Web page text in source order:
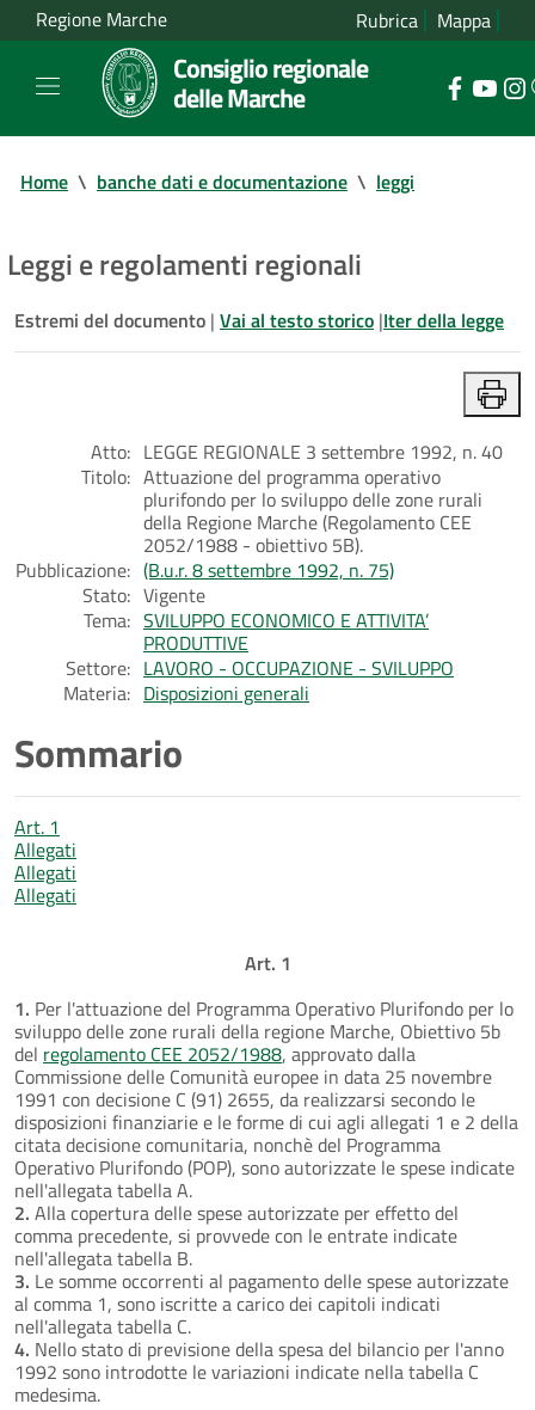
Regione Marche Rubrica Mappa
Consiglio regionale
delle Marche
Home \ banche dati e documentazione \ leggi
Leggi e regolamenti regionali
Estremi del documento | Vai al testo storico |Iter della legge
Atto: LEGGE REGIONALE 3 settembre 1992, n. 40
Titolo: Attuazione del programma operativo
plurifondo per lo sviluppo delle zone rurali
della Regione Marche (Regolamento CEE
2052/1988 - obiettivo 5B).
Pubblicazione: (B.u.r. 8 settembre 1992, n. 75)
Stato: Vigente
Tema: SVILUPPO ECONOMICO E ATTIVITA’
PRODUTTIVE
Settore: LAVORO - OCCUPAZIONE - SVILUPPO
Materia: Disposizioni generali
Sommario
Art. 1
Allegati
Allegati
Allegati
Art. 1
1. Per l'attuazione del Programma Operativo Plurifondo per lo
sviluppo delle zone rurali della regione Marche, Obiettivo 5b
del regolamento CEE 2052/1988, approvato dalla
Commissione delle Comunità europee in data 25 novembre
1991 con decisione C (91) 2655, da realizzarsi secondo le
disposizioni finanziarie e le forme di cui agli allegati 1 e 2 della
citata decisione comunitaria, nonchè del Programma
Operativo Plurifondo (POP), sono autorizzate le spese indicate
nell'allegata tabella A.
2. Alla copertura delle spese autorizzate per effetto del
comma precedente, si provvede con le entrate indicate
nell'allegata tabella B.
3. Le somme occorrenti al pagamento delle spese autorizzate
al comma 1, sono iscritte a carico dei capitoli indicati
nell'allegata tabella C.
4. Nello stato di previsione della spesa del bilancio per l'anno
1992 sono introdotte le variazioni indicate nella tabella C
medesima.